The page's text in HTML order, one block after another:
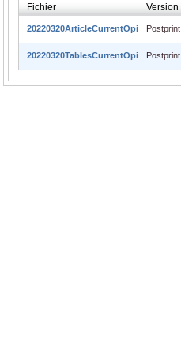
Fichier Version
20220320ArticleCurrentOpinion.pdf
Postprint
20220320TablesCurrentOpinion.pdf
Postprint